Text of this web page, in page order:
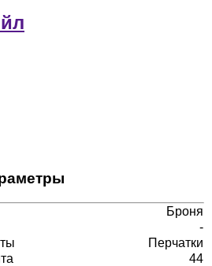
Броня
-
Перчатки
44